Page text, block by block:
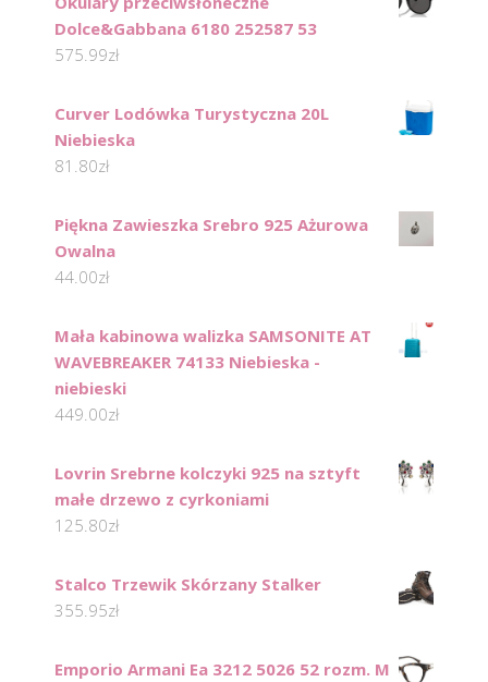
Dolce&Gabbana 6180 252587 53
575.99zł
Curver Lodówka Turystyczna 20L
Niebieska
81.80zł
Piękna Zawieszka Srebro 925 Ażurowa
Owalna
44.00zł
Mała kabinowa walizka SAMSONITE AT
WAVEBREAKER 74133 Niebieska -
niebieski
449.00zł
Lovrin Srebrne kolczyki 925 na sztyft
małe drzewo z cyrkoniami
125.80zł
Stalco Trzewik Skórzany Stalker
355.95zł
Emporio Armani Ea 3212 5026 52 rozm. M